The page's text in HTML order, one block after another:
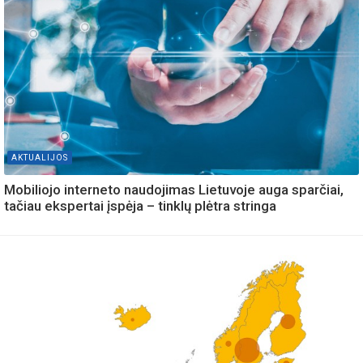
AKTUALIJOS
Mobiliojo interneto naudojimas Lietuvoje auga sparčiai,
tačiau ekspertai įspėja – tinklų plėtra stringa